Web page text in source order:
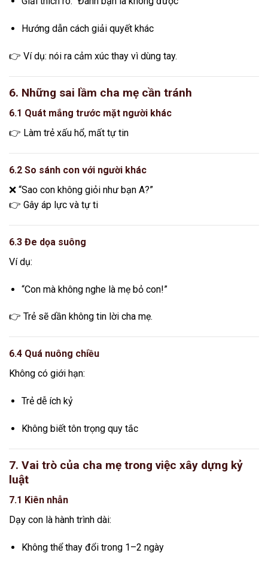
Hướng dẫn cách giải quyết khác
👉 Ví dụ: nói ra cảm xúc thay vì dùng tay.
6. Những sai lầm cha mẹ cần tránh
6.1 Quát mắng trước mặt người khác
👉 Làm trẻ xấu hổ, mất tự tin
6.2 So sánh con với người khác
❌ “Sao con không giỏi như bạn A?”
👉 Gây áp lực và tự ti
6.3 Đe dọa suông
Ví dụ:
“Con mà không nghe là mẹ bỏ con!”
👉 Trẻ sẽ dần không tin lời cha mẹ.
6.4 Quá nuông chiều
Không có giới hạn:
Trẻ dễ ích kỷ
Không biết tôn trọng quy tắc
7. Vai trò của cha mẹ trong việc xây dựng kỷ
luật
7.1 Kiên nhẫn
Dạy con là hành trình dài:
Không thể thay đổi trong 1–2 ngày